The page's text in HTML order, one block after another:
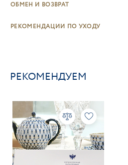
ОБМЕН И ВОЗВРАТ
РЕКОМЕНДАЦИИ ПО УХОДУ
РЕКОМЕНДУЕМ